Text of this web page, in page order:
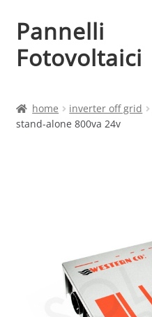
Vai
alla
navigazione
Vai
al
contenuto
Pannelli
Fotovoltaici
Cart
My account
home inverter off grid
stand-alone 800va 24v